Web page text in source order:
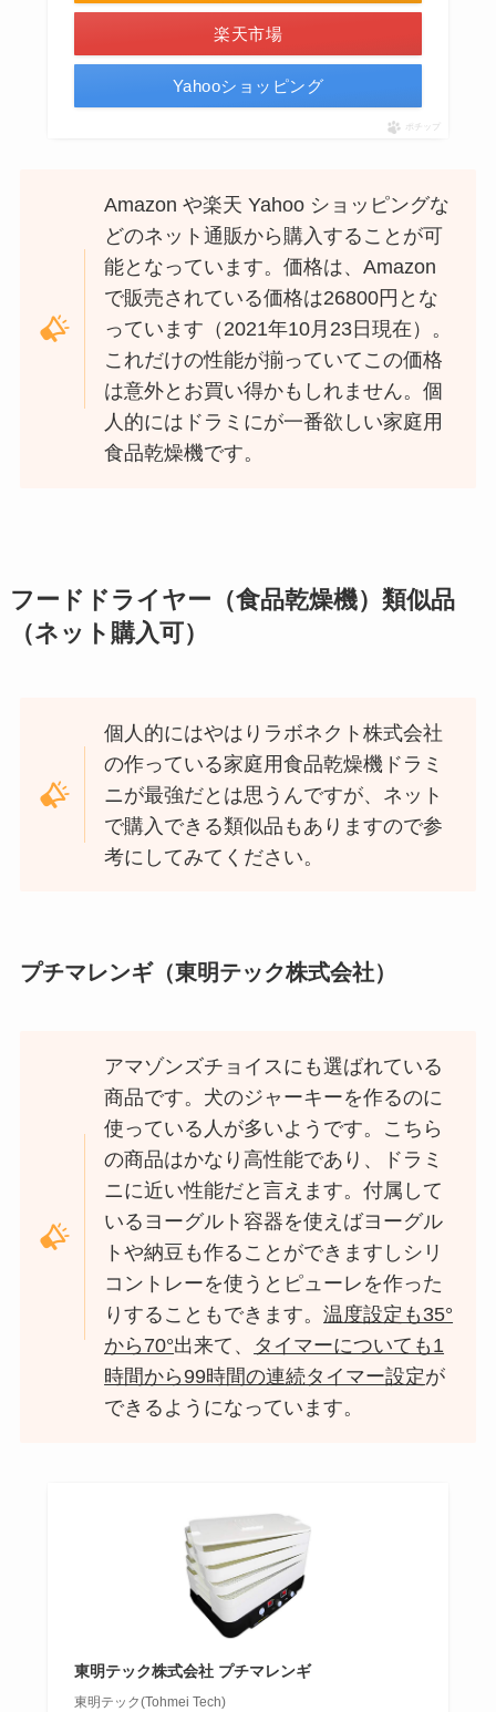
楽天市場
Yahooショッピング
ポチップ
Amazon や楽天 Yahoo ショッピングな
どのネット通販から購入することが可
能となっています。価格は、Amazon
で販売されている価格は26800円とな
っています（2021年10月23日現在）。
これだけの性能が揃っていてこの価格
は意外とお買い得かもしれません。個
人的にはドラミにが一番欲しい家庭用
食品乾燥機です。
フードドライヤー（食品乾燥機）類似品
（ネット購入可）
個人的にはやはりラボネクト株式会社
の作っている家庭用食品乾燥機ドラミ
ニが最強だとは思うんですが、ネット
で購入できる類似品もありますので参
考にしてみてください。
プチマレンギ（東明テック株式会社）
アマゾンズチョイスにも選ばれている
商品です。犬のジャーキーを作るのに
使っている人が多いようです。こちら
の商品はかなり高性能であり、ドラミ
ニに近い性能だと言えます。付属して
いるヨーグルト容器を使えばヨーグル
トや納豆も作ることができますしシリ
コントレーを使うとピューレを作った
りすることもできます。温度設定も35°
から70°出来て、 タイマーについても1
時間から99時間の連続タイマー設定が
できるようになっています。
東明テック株式会社 プチマレンギ
東明テック(Tohmei Tech)